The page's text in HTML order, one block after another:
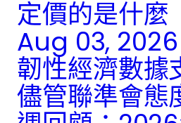
定價的是什麼
Aug 03,
韌性經濟數據
儘管聯準會態